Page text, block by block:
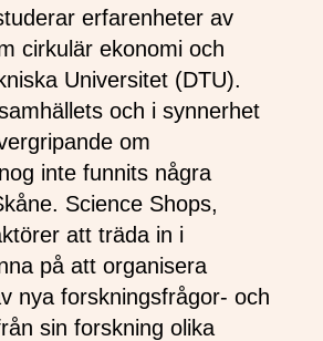
erfarenheter av
cirkulär ekonomi och
Universitet (DTU).
och i synnerhet
om
inte funnits några
Science Shops,
att träda in i
på att organisera
nya forskningsfrågor- och
sin forskning olika